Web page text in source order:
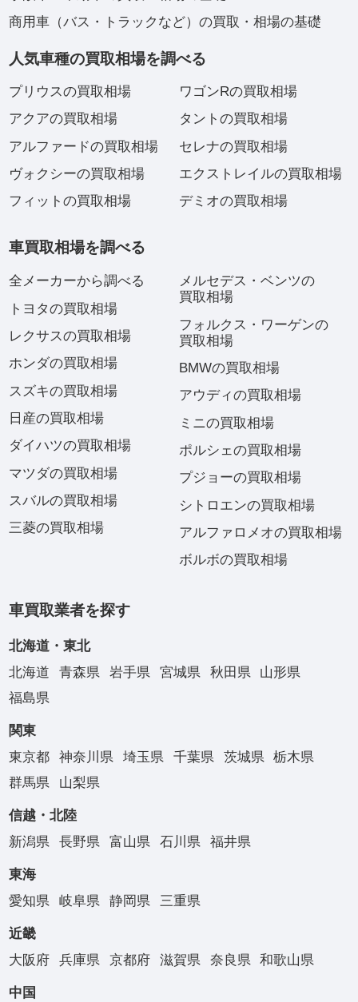
商用車（バス・トラックなど）の買取・相場の基礎
人気車種の買取相場を調べる
プリウスの買取相場
アクアの買取相場
アルファードの買取相場
ヴォクシーの買取相場
フィットの買取相場
ワゴンRの買取相場
タントの買取相場
セレナの買取相場
エクストレイルの買取相場
デミオの買取相場
車買取相場を調べる
全メーカーから調べる
トヨタの買取相場
レクサスの買取相場
ホンダの買取相場
スズキの買取相場
日産の買取相場
ダイハツの買取相場
マツダの買取相場
スバルの買取相場
三菱の買取相場
メルセデス・ベンツの
買取相場
フォルクス・ワーゲンの
買取相場
BMWの買取相場
アウディの買取相場
ミニの買取相場
ポルシェの買取相場
プジョーの買取相場
シトロエンの買取相場
アルファロメオの買取相場
ボルボの買取相場
車買取業者を探す
北海道・東北
北海道
青森県 岩手県 宮城県 秋田県
山形県
福島県
関東
東京都
神奈川県 埼玉県 千葉県 茨城県
栃木県
群馬県
山梨県
信越・北陸
新潟県
長野県 富山県 石川県 福井県
東海
愛知県
岐阜県 静岡県 三重県
近畿
大阪府
兵庫県 京都府 滋賀県 奈良県 和歌山県
中国